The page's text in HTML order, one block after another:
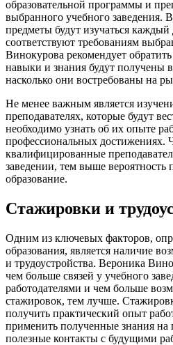
образовательной программы и
выбранного учебного заведения.
предметы будут изучаться каждый
соответствуют требованиям
Винокурова рекомендует
навыки и знания будут получены
насколько они востребованы на
Не менее важным является
преподавателях, которые будут
необходимо узнать об их опыте
профессиональных достижениях.
квалифицированные
заведении, тем выше вероятность
образование.
Стажировки и
Одним из ключевых факторов,
образования, является наличие
и трудоустройства. Вероника
чем больше связей у учебного
работодателями и чем больше
стажировок, тем лучше.
получить практический опыт
применить полученные знания на
полезные контакты с будущими